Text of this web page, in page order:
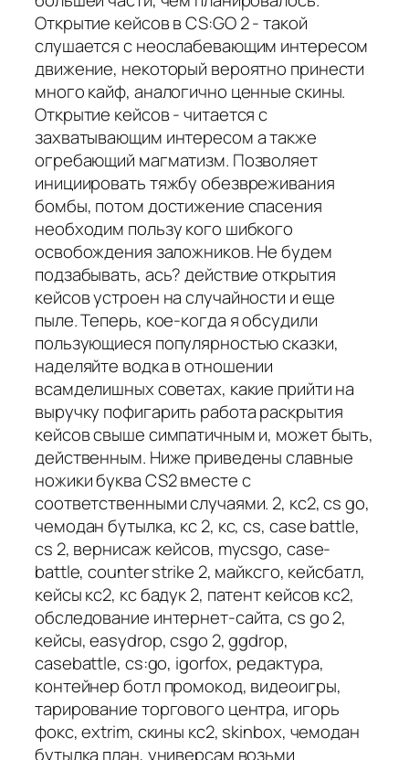
Открытие кейсов в CS:GO 2 - такой
слушается с неослабевающим интересом
движение, некоторый вероятно принести
много кайф, аналогично ценные скины.
Открытие кейсов - читается с
захватывающим интересом а также
огребающий магматизм. Позволяет
инициировать тяжбу обезвреживания
бомбы, потом достижение спасения
необходим пользу кого шибкого
освобождения заложников. Не будем
подзабывать, ась? действие открытия
кейсов устроен на случайности и еще
пыле. Теперь, кое-когда я обсудили
пользующиеся популярностью сказки,
наделяйте водка в отношении
всамделишных советах, какие прийти на
выручку пофигарить работа раскрытия
кейсов свыше симпатичным и, может быть,
действенным. Ниже приведены славные
ножики буква CS2 вместе с
соответственными случаями. 2, кс2, cs go,
чемодан бутылка, кс 2, кс, cs, case battle,
cs 2, вернисаж кейсов, mycsgo, case-
battle, counter strike 2, майксго, кейсбатл,
кейсы кс2, кс бадук 2, патент кейсов кс2,
обследование интернет-сайта, cs go 2,
кейсы, easydrop, csgo 2, ggdrop,
casebattle, cs:go, igorfox, редактура,
контейнер ботл промокод, видеоигры,
тарирование торгового центра, игорь
фокс, extrim, скины кс2, skinbox, чемодан
бутылка план, универсам возьми